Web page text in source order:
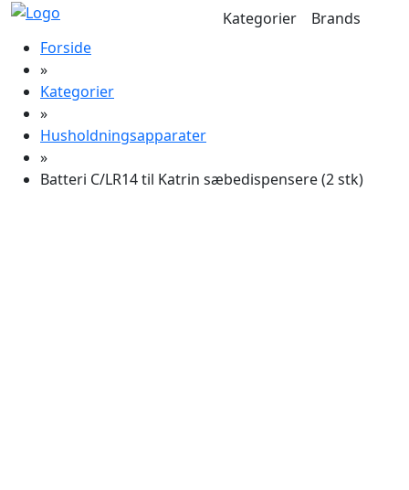
Kategorier
Brands
Forside
»
Kategorier
»
Husholdningsapparater
»
Batteri C/LR14 til Katrin sæbedispensere (2 stk)